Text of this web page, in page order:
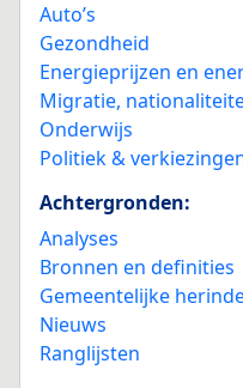
Auto’s
Gezondheid
Energieprijzen en
Migratie,
Onderwijs
Politiek &
Achtergronden:
Analyses
Bronnen en definities
Gemeentelijke
Nieuws
Ranglijsten